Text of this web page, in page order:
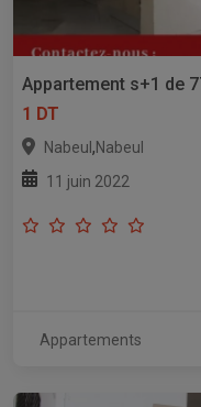
Appartement s+1 de
1 DT
Nabeul ,Nabeul
11 juin 2022
Appartements